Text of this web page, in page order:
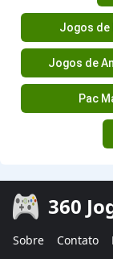
Jogos de
Jogos de
Pac
360
Sobre Contato